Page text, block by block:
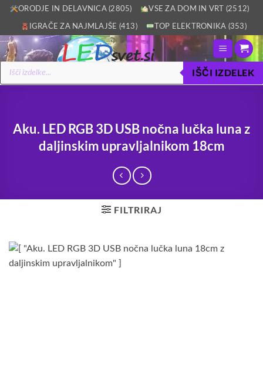
Skoči
vsebino
ORODJE IN DELAVNICA (2805) VSE ZA DOM IN VRT (2512)
IGRAČE ZA NAJMLAJŠE (413) TOP ELEKTRONIKA (353)
Products
search
IŠČI IZDELEK
Aku. LED RGB 3D USB nočna lučka luna z
daljinskim upravljalnikom 18cm
FILTRIRAJ